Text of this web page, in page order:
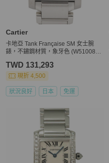
Cartier
卡地亞 Tank Française SM 女士腕
錶，不鏽鋼材質，象牙色 (W51008Q
TWD 131,293
現折 4,500
狀況良好 日本 免運